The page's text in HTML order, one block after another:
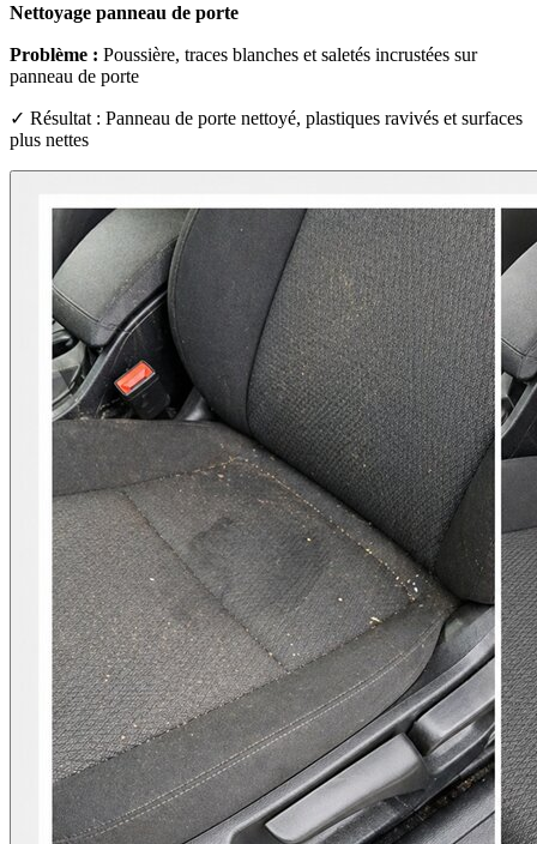
Nettoyage panneau de porte
Problème : Poussière, traces blanches et saletés incrustées sur
panneau de porte
✓ Résultat : Panneau de porte nettoyé, plastiques ravivés et surfaces
plus nettes